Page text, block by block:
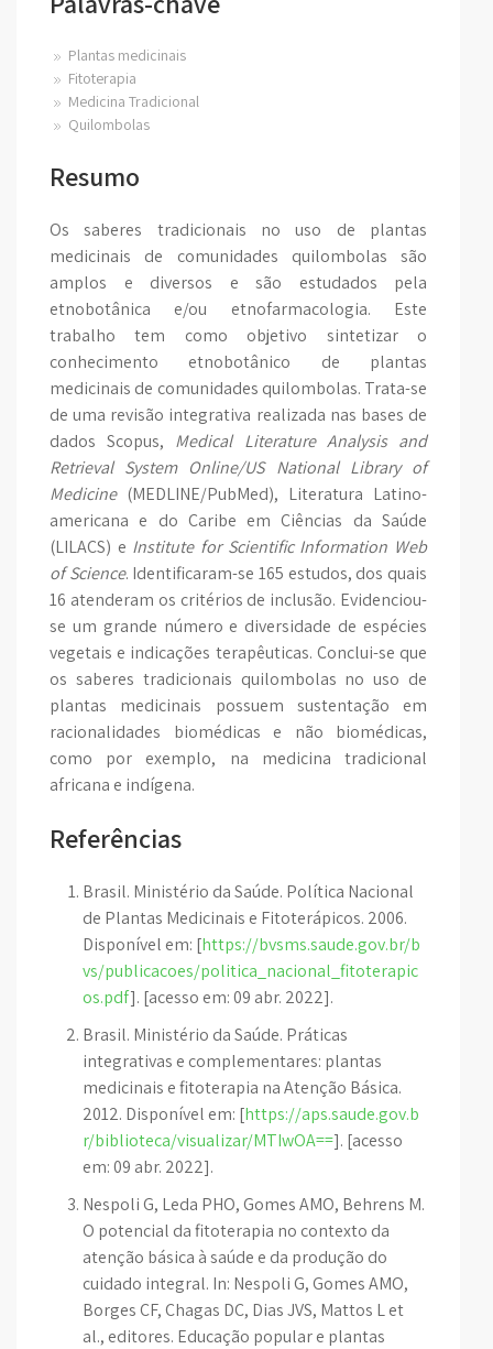
Plantas medicinais
Fitoterapia
Medicina Tradicional
Quilombolas
Resumo
Os saberes tradicionais no uso de plantas
medicinais de comunidades quilombolas são
amplos e diversos e são estudados pela
etnobotânica e/ou etnofarmacologia. Este
trabalho tem como objetivo sintetizar o
conhecimento etnobotânico de plantas
medicinais de comunidades quilombolas. Trata-se
de uma revisão integrativa realizada nas bases de
dados Scopus, Medical Literature Analysis and
Retrieval System Online/US National Library of
Medicine(MEDLINE/PubMed), Literatura Latino-
americana e do Caribe em Ciências da Saúde
(LILACS) e Institute for Scientific Information Web
of Science. Identificaram-se 165 estudos, dos quais
16 atenderam os critérios de inclusão. Evidenciou-
se um grande número e diversidade de espécies
vegetais e indicações terapêuticas. Conclui-se que
os saberes tradicionais quilombolas no uso de
plantas medicinais possuem sustentação em
racionalidades biomédicas e não biomédicas,
como por exemplo, na medicina tradicional
africana e indígena.
Referências
Brasil. Ministério da Saúde. Política Nacional
de Plantas Medicinais e Fitoterápicos. 2006.
Disponível em: [https://bvsms.saude.gov.br/b
vs/publicacoes/politica_nacional_fitoterapic
os.pdf]. [acesso em: 09 abr. 2022].
Brasil. Ministério da Saúde. Práticas
integrativas e complementares: plantas
medicinais e fitoterapia na Atenção Básica.
2012. Disponível em: [https://aps.saude.gov.b
r/biblioteca/visualizar/MTIwOA==]. [acesso
em: 09 abr. 2022].
Nespoli G, Leda PHO, Gomes AMO, Behrens M.
O potencial da fitoterapia no contexto da
atenção básica à saúde e da produção do
cuidado integral. In: Nespoli G, Gomes AMO,
Borges CF, Chagas DC, Dias JVS, Mattos L et
al., editores. Educação popular e plantas